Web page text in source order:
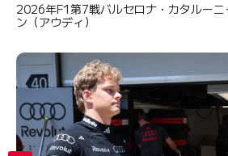
2026年F1第7戦バルセロナ・カタルー
ン（アウディ）